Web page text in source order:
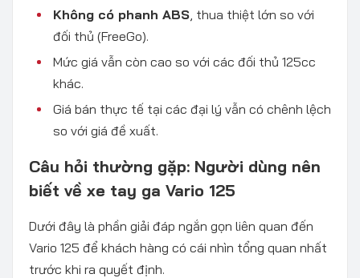
Không có phanh ABS , thua thiệt lớn so với
đối thủ (FreeGo).
Mức giá vẫn còn cao so với các đối thủ 125cc
khác.
Giá bán thực tế tại các đại lý vẫn có chênh lệch
so với giá đề xuất.
Câu hỏi thường gặp: Người dùng nên
biết về xe tay ga Vario 125
Dưới đây là phần giải đáp ngắn gọn liên quan đến
Vario 125 để khách hàng có cái nhìn tổng quan nhất
trước khi ra quyết định.